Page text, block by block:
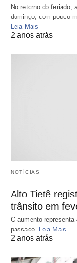
No retorno do feriado,
domingo, com pouco
Leia Mais
2 anos atrás
NOTÍCIAS
Alto Tietê
trânsito em
O aumento
passado.
Leia Mais
2 anos atrás